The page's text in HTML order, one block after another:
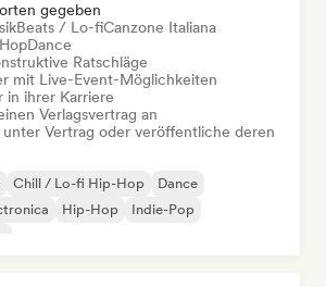
gegeben
Beats / Lo-fiCanzone Italiana
Dance
Ratschläge
mit Live-Event-Möglichkeiten
in ihrer Karriere
Verlagsvertrag an
Vertrag oder veröffentliche deren
Chill / Lo-fi Hip-Hop
Dance
Hip-Hop
Indie-Pop